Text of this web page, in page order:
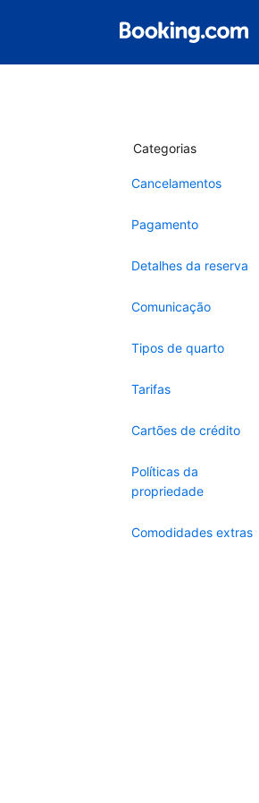
Categorias
Cancelamentos
Pagamento
Detalhes da reserva
Comunicação
Tipos de quarto
Tarifas
Cartões de crédito
Políticas da
propriedade
Comodidades extras